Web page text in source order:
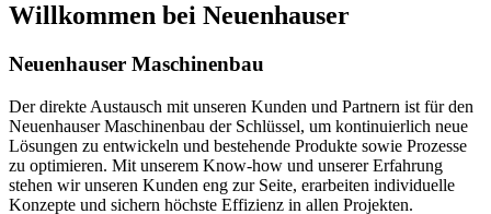
Willkommen bei Neuenhauser
Neuenhauser Maschinenbau
Der direkte Austausch mit unseren Kunden und Partnern ist für den
Neuenhauser Maschinenbau der Schlüssel, um kontinuierlich neue
Lösungen zu entwickeln und bestehende Produkte sowie Prozesse
zu optimieren. Mit unserem Know-how und unserer Erfahrung
stehen wir unseren Kunden eng zur Seite, erarbeiten individuelle
Konzepte und sichern höchste Effizienz in allen Projekten.